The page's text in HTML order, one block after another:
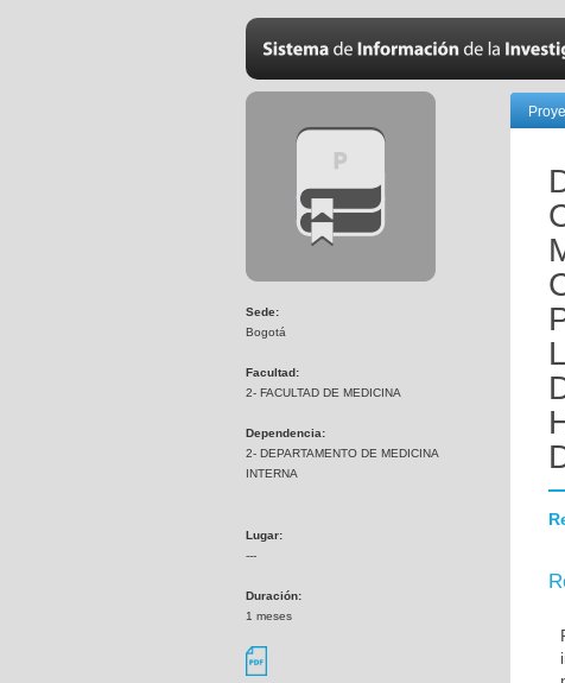
Sede:
Bogotá
Facultad:
2- FACULTAD DE MEDICINA
Dependencia:
2- DEPARTAMENTO DE MEDICINA
INTERNA
Lugar:
---
Duración:
1 meses